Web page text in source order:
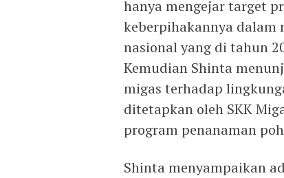
hanya mengejar target
keberpihakannya dalam
nasional yang di tahun
Kemudian Shinta
migas terhadap
ditetapkan oleh SKK
program penanaman
Shinta menyampaikan